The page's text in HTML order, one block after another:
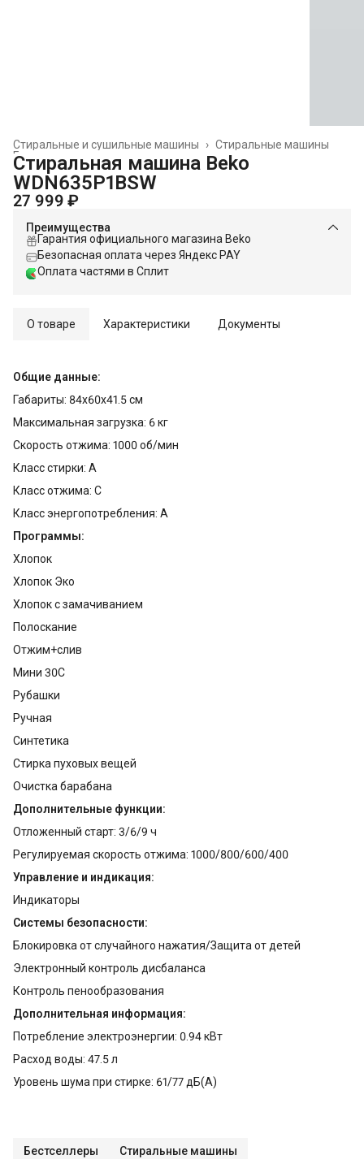
Стиральные машины
Стиральные и сушильные машины
›
Главная
›
Стиральная машина Beko
WDN635P1BSW
27 999 ₽
Преимущества
Гарантия официального магазина Beko
Безопасная оплата через Яндекс PAY
Оплата частями в Сплит
О товаре Характеристики Документы
Общие данные:
Габариты: 84x60x41.5 см
Максимальная загрузка: 6 кг
Скорость отжима: 1000 об/мин
Класс стирки: A
Класс отжима: C
Класс энергопотребления: A
Программы:
Хлопок
Хлопок Эко
Хлопок с замачиванием
Полоскание
Отжим+слив
Мини 30С
Рубашки
Ручная
Синтетика
Стирка пуховых вещей
Очистка барабана
Дополнительные функции:
Отложенный старт: 3/6/9 ч
Регулируемая скорость отжима: 1000/800/600/400
Управление и индикация:
Индикаторы
Системы безопасности:
Блокировка от случайного нажатия/Защита от детей
Электронный контроль дисбаланса
Контроль пенообразования
Дополнительная информация:
Потребление электроэнергии: 0.94 кВт
Расход воды: 47.5 л
Уровень шума при стирке: 61/77 дБ(А)
Бестселлеры Стиральные машины